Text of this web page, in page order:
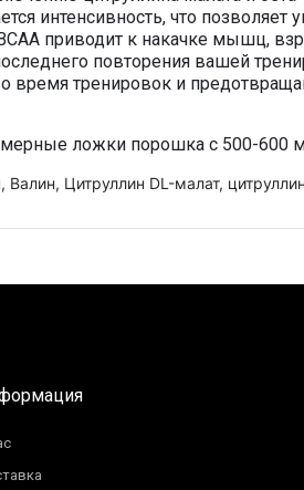
интенсивность, что
приводит к накачке
повторения вашей
время тренировок и
ложки порошка с 500-600
Цитруллин DL-малат,